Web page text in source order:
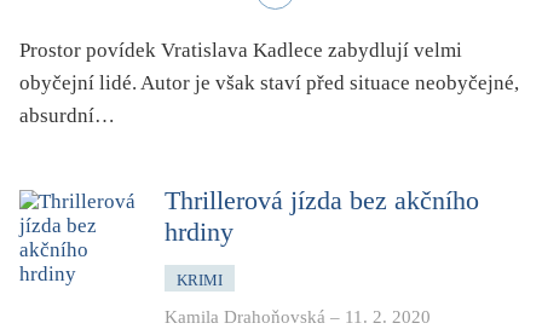
Prostor povídek Vratislava Kadlece zabydlují velmi
obyčejní lidé. Autor je však staví před situace neobyčejné,
absurdní…
Thrillerová jízda bez akčního
hrdiny
KRIMI
Kamila Drahoňovská – 11. 2. 2020